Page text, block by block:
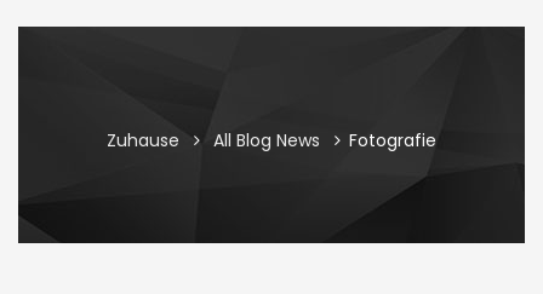
Zuhause All Blog News Fotografie